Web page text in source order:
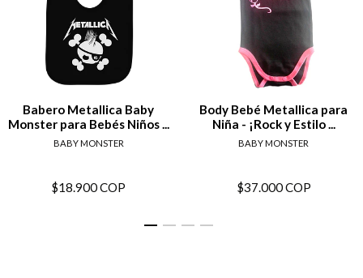
Babero Metallica Baby
Monster para Bebés Niños ...
BABY MONSTER
$18.900 COP
Body Bebé Metallica para
Niña - ¡Rock y Estilo ...
BABY MONSTER
$37.000 COP